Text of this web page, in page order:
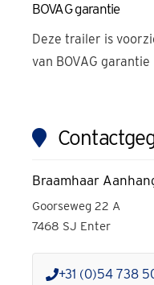
BOVAG garantie
Deze trailer is
van BOVAG garantie
Braamhaar
Goorseweg 22 A
7468 SJ Enter
+31 (0)54 738